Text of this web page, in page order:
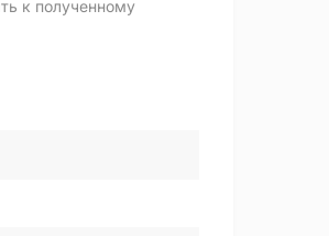
к полученному